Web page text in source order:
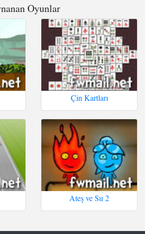
Oyunlar
Çin Kartları
Ateş ve Su 2